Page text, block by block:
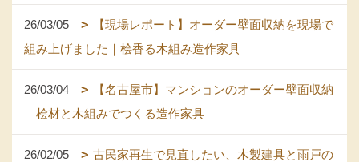
26/03/05
【現場レポート】オーダー壁面収納を現場で
組み上げました｜桧香る木組み造作家具
26/03/04
【名古屋市】マンションのオーダー壁面収納
｜桧材と木組みでつくる造作家具
26/02/05
古民家再生で見直したい、木製建具と雨戸の